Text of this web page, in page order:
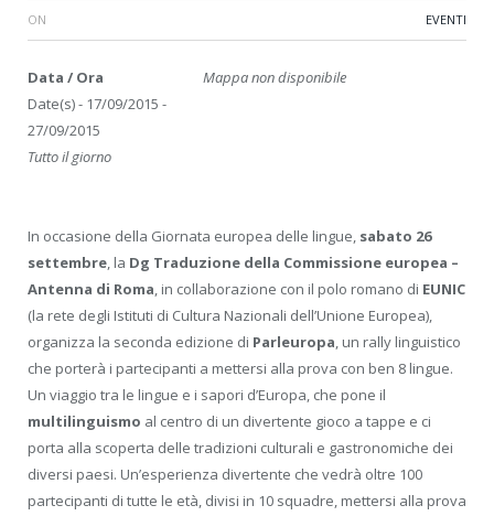
ON EVENTI
Mappa non disponibile
Data / Ora
Date(s) - 17/09/2015 -
27/09/2015
Tutto il giorno
In occasione della Giornata europea delle lingue, sabato 26
settembre, la Dg Traduzione della Commissione europea –
Antenna di Roma, in collaborazione con il polo romano di EUNIC
(la rete degli Istituti di Cultura Nazionali dell’Unione Europea),
organizza la seconda edizione di Parleuropa, un rally linguistico
che porterà i partecipanti a mettersi alla prova con ben 8 lingue.
Un viaggio tra le lingue e i sapori d’Europa, che pone il
multilinguismo al centro di un divertente gioco a tappe e ci
porta alla scoperta delle tradizioni culturali e gastronomiche dei
diversi paesi. Un’esperienza divertente che vedrà oltre 100
partecipanti di tutte le età, divisi in 10 squadre, mettersi alla prova